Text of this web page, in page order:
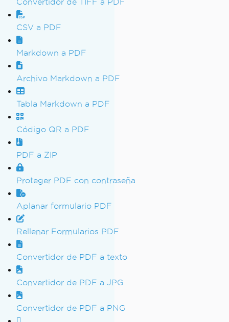
Convertidor de TIFF a PDF
CSV a PDF
Markdown a PDF
Archivo Markdown a PDF
Tabla Markdown a PDF
Código QR a PDF
PDF a ZIP
Proteger PDF con contraseña
Aplanar formulario PDF
Rellenar Formularios PDF
Convertidor de PDF a texto
Convertidor de PDF a JPG
Convertidor de PDF a PNG